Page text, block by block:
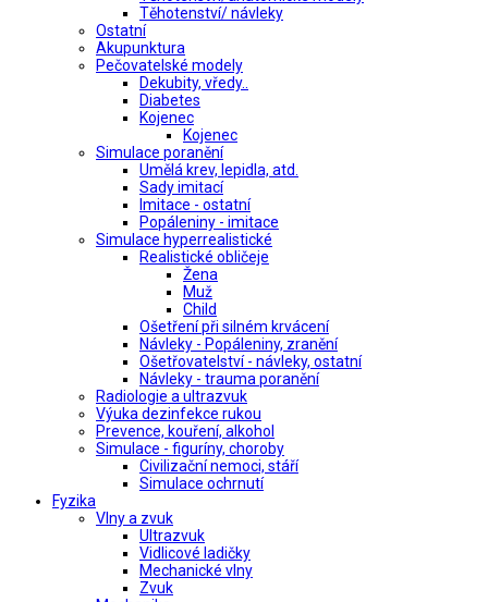
Těhotenství/ návleky
Ostatní
Akupunktura
Pečovatelské modely
Dekubity, vředy..
Diabetes
Kojenec
Kojenec
Simulace poranění
Umělá krev, lepidla, atd.
Sady imitací
Imitace - ostatní
Popáleniny - imitace
Simulace hyperrealistické
Realistické obličeje
Žena
Muž
Child
Ošetření při silném krvácení
Návleky - Popáleniny, zranění
Ošetřovatelství - návleky, ostatní
Návleky - trauma poranění
Radiologie a ultrazvuk
Výuka dezinfekce rukou
Prevence, kouření, alkohol
Simulace - figuríny, choroby
Civilizační nemoci, stáří
Simulace ochrnutí
Fyzika
Vlny a zvuk
Ultrazvuk
Vidlicové ladičky
Mechanické vlny
Zvuk